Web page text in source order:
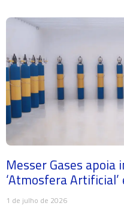
Messer Gases
‘Atmosfera
1 de julho de 2026